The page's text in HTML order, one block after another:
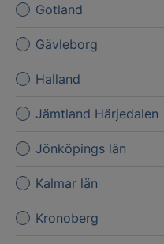
Gotland
Gävleborg
Halland
Jämtland Härjedalen
Jönköpings län
Kalmar län
Kronoberg